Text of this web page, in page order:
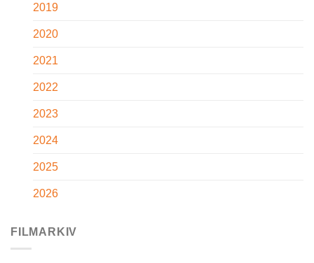
2019
2020
2021
2022
2023
2024
2025
2026
FILMARKIV